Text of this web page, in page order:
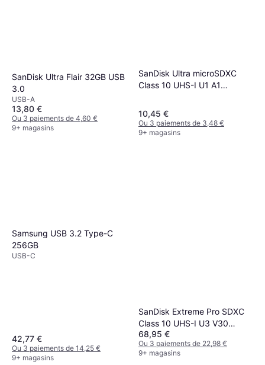
SanDisk Ultra Flair 32GB USB
3.0
USB-A
13,80 €
Ou 3 paiements de 4,60 €
9+ magasins
SanDisk Ultra microSDXC
Class 10 UHS-I U1 A1
10,45 €
Ou 3 paiements de 3,48 €
9+ magasins
Samsung USB 3.2 Type-C
256GB
USB-C
42,77 €
Ou 3 paiements de 14,25 €
9+ magasins
SanDisk Extreme Pro SDXC
Class 10 UHS-I U3 V30
200/140MB/s 256GB
68,95 €
Ou 3 paiements de 22,98 €
9+ magasins